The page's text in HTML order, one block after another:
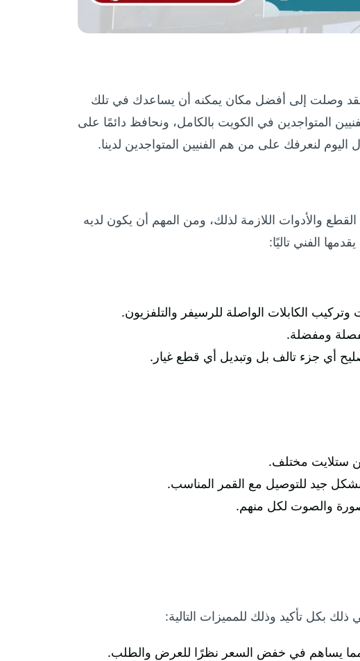
وصلت إلى أفضل مكان يمكنه أن يساعدك في تلك
المتواجدين في الكويت بالكامل، ونحافظ دائمًا على
اليوم لنعرفك على من هم الفنيين المتواجدين لدينا.
والأدوات اللازمة لذلك، ومن المهم أن يكون لديه
الفني تاليًا:
الكابلات الواصلة للرسيفر والتلفزيون.
ومفضلة.
أي جزء تالف بل وتبديل أي قطع غيار.
من ستلايت مختلف.
جيد للتوصيل مع القمر المناسب.
والصوت لكل منهم.
بكل تأكيد وذلك للمميزات التالية:
مما يساهم في خفض السعر نظرًا للعرض والطلب.